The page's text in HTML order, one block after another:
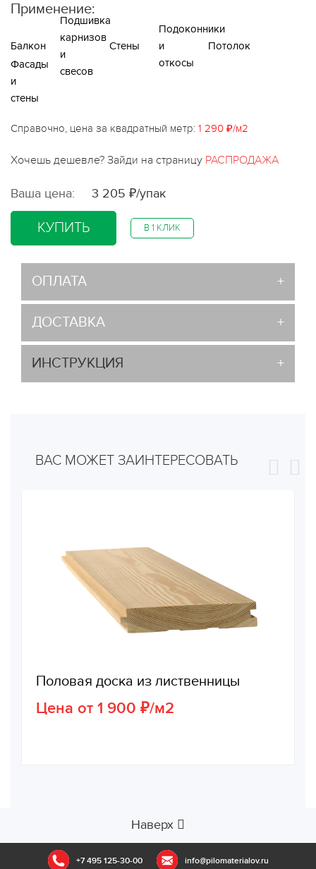
Применение:
Балкон
Подшивка
карнизов
и
свесов
Стены
Подоконники
и
откосы
Потолок
Фасады
и
стены
Справочно, цена за квадратный метр: 1 290 ₽/м2
Хочешь дешевле? Зайди на страницу РАСПРОДАЖА
Ваша цена: 3 205 ₽/упак
КУПИТЬ В 1 КЛИК
ОПЛАТА
ДОСТАВКА
ИНСТРУКЦИЯ
ВАС МОЖЕТ ЗАИНТЕРЕСОВАТЬ
Половая доска из лиственницы
Цена от 1 900 ₽/м2
Наверх
+7 495 125-30-00 info@pilomaterialov.ru